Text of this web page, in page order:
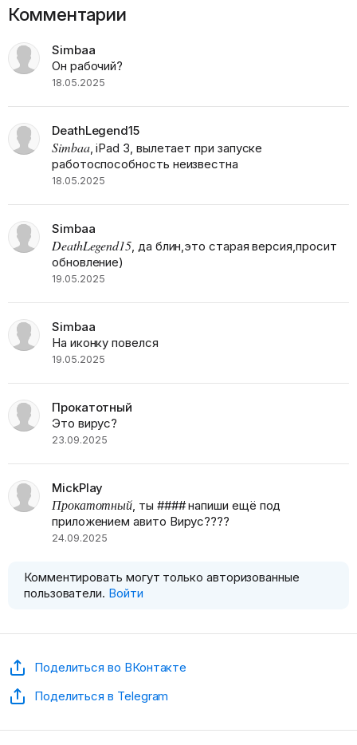
Комментарии
Simbaa
Он рабочий?
18.05.2025
DeathLegend15
Simbaa, iPad 3, вылетает при запуске
работоспособность неизвестна
18.05.2025
Simbaa
DeathLegend15, да блин,это старая версия,просит
обновление)
19.05.2025
Simbaa
На иконку повелся
19.05.2025
Прокатотный
Это вирус?
23.09.2025
MickPlay
Прокатотный, ты #### напиши ещё под
приложением авито Вирус????
24.09.2025
Комментировать могут только авторизованные
пользователи. Войти
Поделиться во ВКонтакте
Поделиться в Telegram